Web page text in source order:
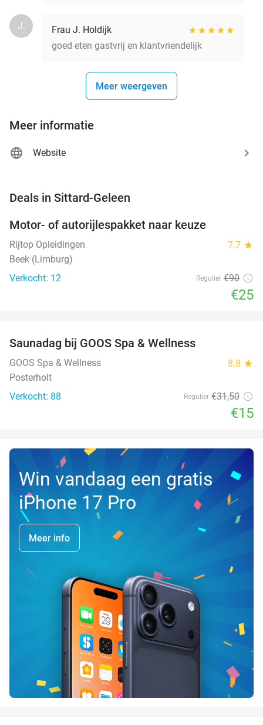
J.
Frau J. Holdijk
goed eten gastvrij en klantvriendelijk
Meer weergeven
Meer informatie
Website
Deals in Sittard-Geleen
Motor- of autorijlespakket naar keuze
Rijtop Opleidingen 7.7 star
Beek (Limburg)
Verkocht: 12
Regulier €90
€25
TODAY
Saunadag bij GOOS Spa & Wellness
GOOS Spa & Wellness 8.8 star
Posterholt
Verkocht: 88
Regulier €31,50
€15
Win vandaag een gratis
iPhone 17 Pro
Meer info